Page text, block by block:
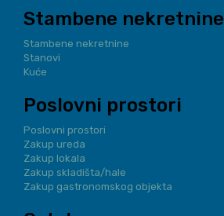
Stambene nekretnine
Stambene nekretnine
Stanovi
Kuće
Poslovni prostori
Poslovni prostori
Zakup ureda
Zakup lokala
Zakup skladišta/hale
Zakup gastronomskog objekta